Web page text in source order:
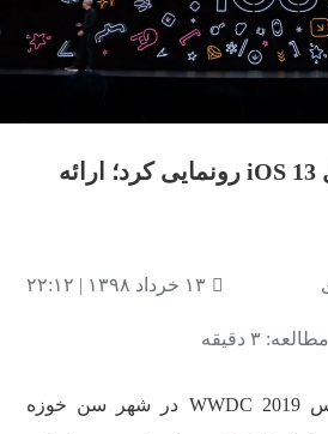
اپل از سیستم‌عامل iOS 13 رونمایی کرد؛ ارائه
۱۳ خرداد ۱۳۹۸ | ۲۲:۱۲
۳ دقیقه
دقایقی قبل در کنفرانس WWDC 2019 در شهر سن خوزه